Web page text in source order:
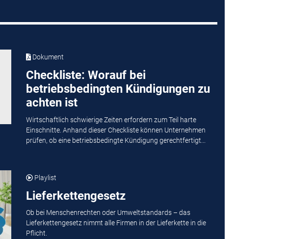
Dokument
Checkliste: Worauf bei
betriebsbedingten Kündigungen zu
achten ist
Wirtschaftlich schwierige Zeiten erfordern zum Teil harte
Einschnitte. Anhand dieser Checkliste können Unternehmen
prüfen, ob eine betriebsbedingte Kündigung gerechtfertigt...
Playlist
Lieferkettengesetz
Ob bei Menschenrechten oder Umweltstandards – das
Lieferkettengesetz nimmt alle Firmen in der Lieferkette in die
Pflicht.